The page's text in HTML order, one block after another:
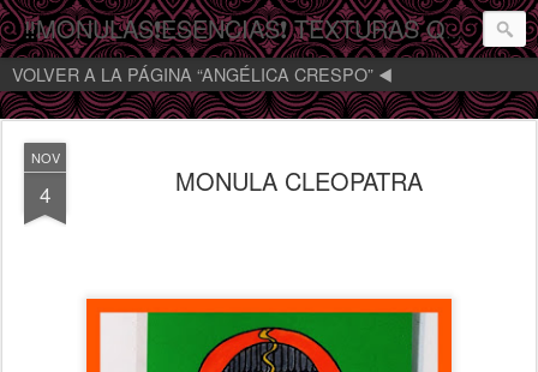
‼️MONULAS❗️ESENCIAS❗️ TEXTURAS QUE MIRAN‼️
VOLVER A LA PÁGINA “ANGÉLICA CRESPO” ◀️
NOV
4 MONULA CLEOPATRA